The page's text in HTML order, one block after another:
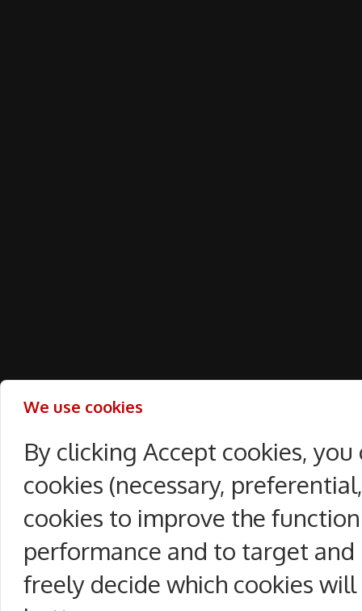
We use cookies
By clicking Accept cookies,
cookies (necessary,
cookies to improve the
performance and to target and
freely decide which cookies